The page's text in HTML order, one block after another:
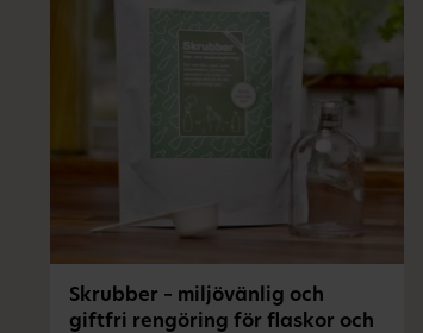
Skrubber – miljövänlig och
giftfri rengöring för flaskor och